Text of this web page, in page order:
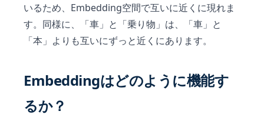
いるため、Embedding空間で互いに近くに現れま
す。同様に、「車」と「乗り物」は、「車」と
「本」よりも互いにずっと近くにあります。
Embeddingはどのように機能す
るか？